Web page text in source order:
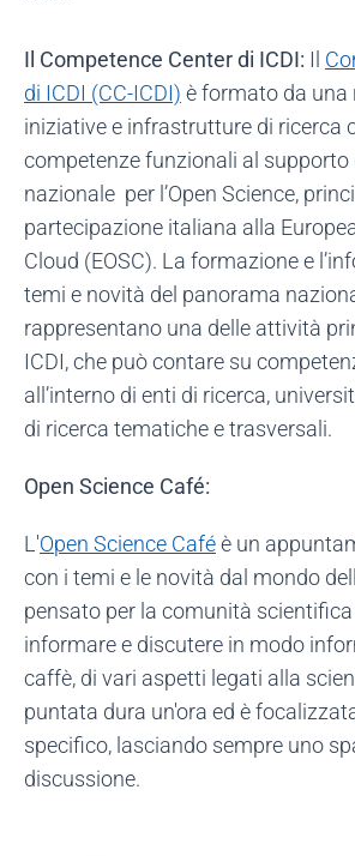
Il Competence Center di ICDI: Il
di ICDI (CC-ICDI) è formato da una
iniziative e infrastrutture di ricerca
competenze funzionali al
nazionale per l’Open Science,
partecipazione italiana alla
Cloud (EOSC). La formazione e
temi e novità del panorama
rappresentano una delle attività
ICDI, che può contare su
all’interno di enti di ricerca,
di ricerca tematiche e trasversali.
Open Science Café:
L'Open Science Caféè un
con i temi e le novità dal mondo
pensato per la comunità
informare e discutere in modo
caffè, di vari aspetti legati alla
puntata dura un'ora ed è
specifico, lasciando sempre uno
discussione.